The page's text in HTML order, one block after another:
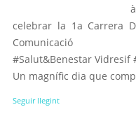
celebrar la 1a Carrera
#Salut&Benestar Vidresif
Un magnífic dia que
Seguir llegint